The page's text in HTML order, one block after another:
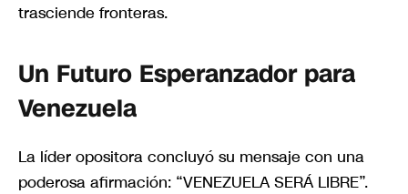
trasciende fronteras.
Un Futuro Esperanzador para
Venezuela
La líder opositora concluyó su mensaje con una
poderosa afirmación: “VENEZUELA SERÁ LIBRE”.